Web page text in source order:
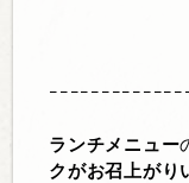
ｰｰｰｰｰｰｰｰｰｰｰｰｰ
ランチメニュー
クがお召上がり